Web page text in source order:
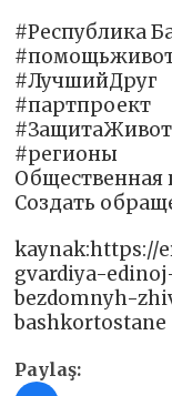
#Республика
#ЛучшийДруг
#партпроект
#регионы
Общественная
Создать
kaynak:https://
gvardiya-
bezdomnyh-
bashkortostane
Paylaş: